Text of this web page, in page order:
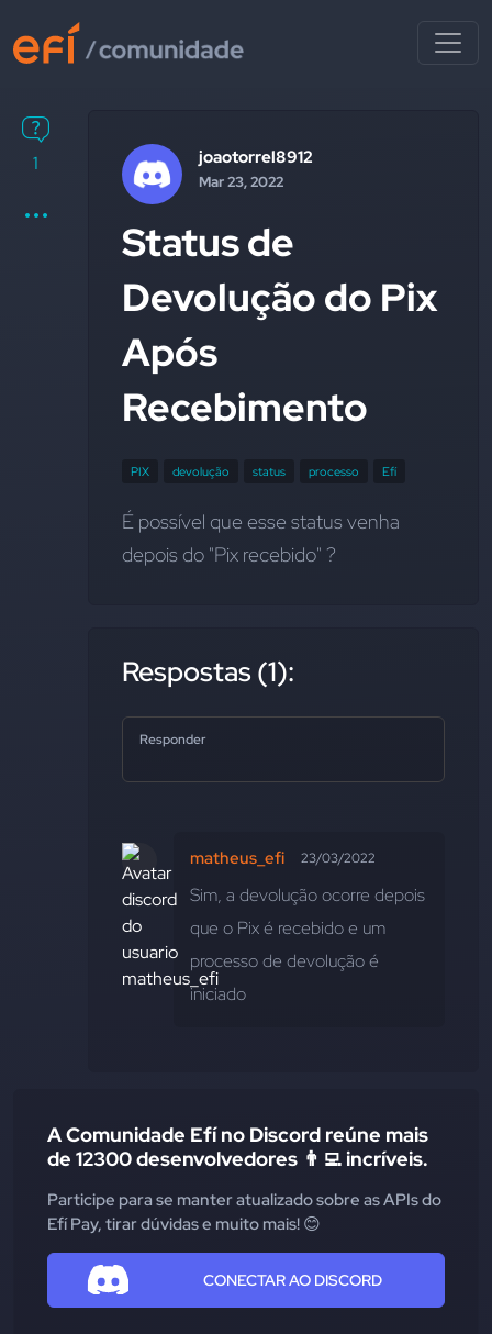
1 joaotorrel8912
Mar 23, 2022
Status de
Devolução do Pix
Após
Recebimento
PIX devolução status processo Efí
É possível que esse status venha
depois do "Pix recebido" ?
Respostas (1):
Responder
matheus_efi 23/03/2022
Sim, a devolução ocorre depois
que o Pix é recebido e um
processo de devolução é
iniciado
A Comunidade Efí no Discord reúne mais
de 12300 desenvolvedores 👨‍💻 incríveis.
Participe para se manter atualizado sobre as APIs do
Efí Pay, tirar dúvidas e muito mais! 😊
CONECTAR AO DISCORD